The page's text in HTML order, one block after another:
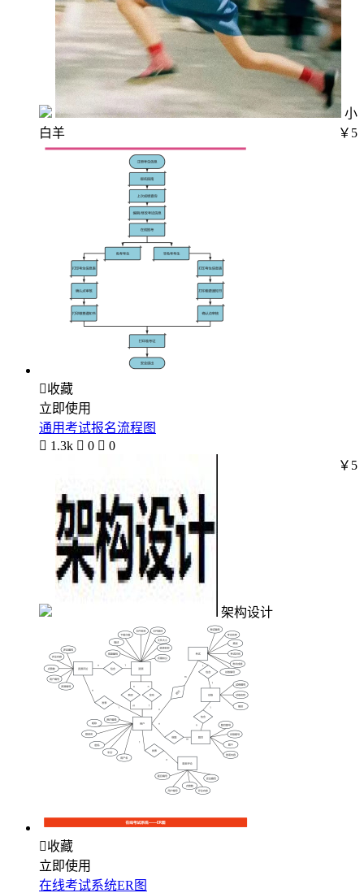
小
白羊
￥5
收藏
立即使用
通用考试报名流程图
 1.3k  0  0
架构设计
￥5
收藏
立即使用
在线考试系统ER图